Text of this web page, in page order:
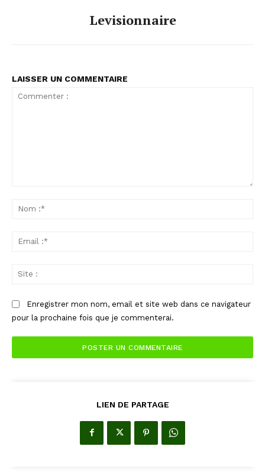
Levisionnaire
LAISSER UN COMMENTAIRE
Enregistrer mon nom, email et site web dans ce navigateur
pour la prochaine fois que je commenterai.
LIEN DE PARTAGE